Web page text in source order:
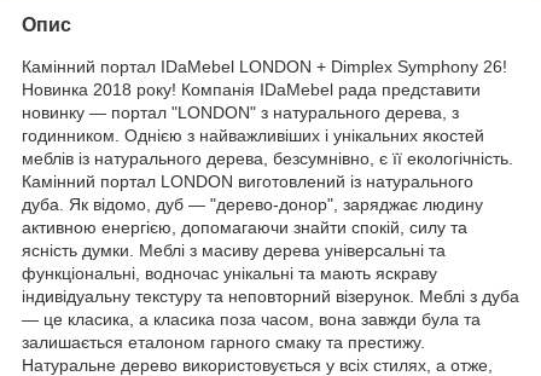
Опис
Камінний портал IDaMebel LONDON + Dimplex Symphony 26!
Новинка 2018 року! Компанія IDaMebel рада представити
новинку — портал "LONDON" з натурального дерева, з
годинником. Однією з найважливіших і унікальних якостей
меблів із натурального дерева, безсумнівно, є її екологічність.
Камінний портал LONDON виготовлений із натурального
дуба. Як відомо, дуб — "дерево-донор", заряджає людину
активною енергією, допомагаючи знайти спокій, силу та
ясність думки. Меблі з масиву дерева універсальні та
функціональні, водночас унікальні та мають яскраву
індивідуальну текстуру та неповторний візерунок. Меблі з дуба
— це класика, а класика поза часом, вона завжди була та
залишається еталоном гарного смаку та престижу.
Натуральне дерево використовується у всіх стилях, а отже,